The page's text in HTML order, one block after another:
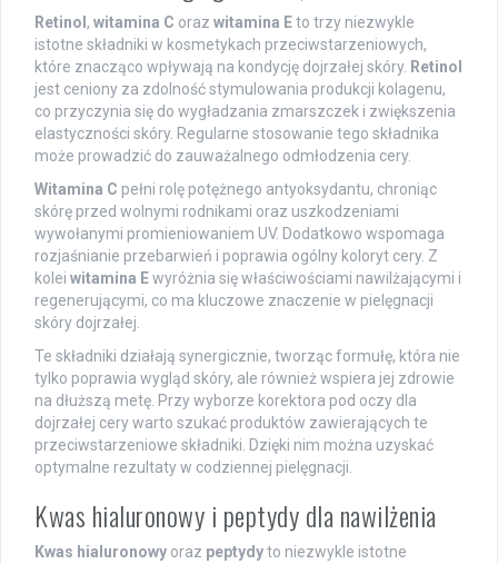
Retinol, witamina C oraz witamina Eto trzy niezwykle
istotne składniki w kosmetykach przeciwstarzeniowych,
które znacząco wpływają na kondycję dojrzałej skóry. Retinol
jest ceniony za zdolność stymulowania produkcji kolagenu,
co przyczynia się do wygładzania zmarszczek i zwiększenia
elastyczności skóry. Regularne stosowanie tego składnika
może prowadzić do zauważalnego odmłodzenia cery.
Witamina C pełni rolę potężnego antyoksydantu, chroniąc
skórę przed wolnymi rodnikami oraz uszkodzeniami
wywołanymi promieniowaniem UV. Dodatkowo wspomaga
rozjaśnianie przebarwień i poprawia ogólny koloryt cery. Z
kolei witamina Ewyróżnia się właściwościami nawilżającymi i
regenerującymi, co ma kluczowe znaczenie w pielęgnacji
skóry dojrzałej.
Te składniki działają synergicznie, tworząc formułę, która nie
tylko poprawia wygląd skóry, ale również wspiera jej zdrowie
na dłuższą metę. Przy wyborze korektora pod oczy dla
dojrzałej cery warto szukać produktów zawierających te
przeciwstarzeniowe składniki. Dzięki nim można uzyskać
optymalne rezultaty w codziennej pielęgnacji.
Kwas hialuronowy i peptydy dla nawilżenia
Kwas hialuronowy oraz peptydyto niezwykle istotne